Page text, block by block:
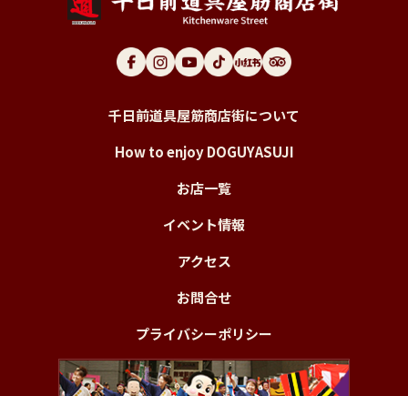
千日前道具屋筋商店街について
How to enjoy DOGUYASUJI
お店一覧
イベント情報
アクセス
お問合せ
プライバシーポリシー